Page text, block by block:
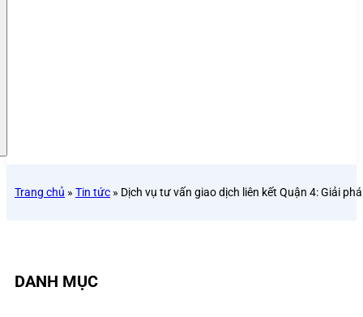
Trang chủ » Tin tức » Dịch vụ tư vấn giao dịch liên kết Quận 4: Giải
DANH MỤC